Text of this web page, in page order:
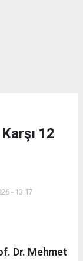
12
- 13:17
Dr. Mehmet